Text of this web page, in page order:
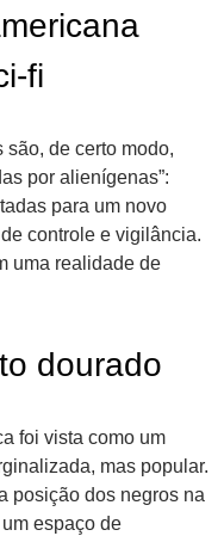
fi
são, de certo modo,
por alienígenas”:
para um novo
controle e vigilância.
uma realidade de
dourado
foi vista como um
mas popular.
posição dos negros na
espaço de